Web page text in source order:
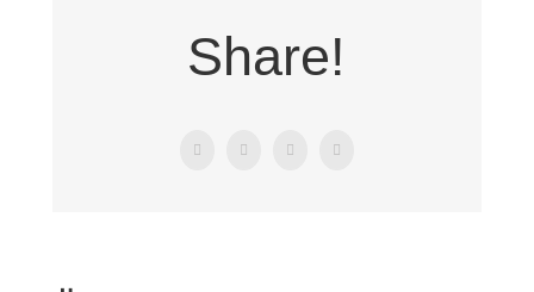
Share!
Facebook
X Tumblr Pinterest